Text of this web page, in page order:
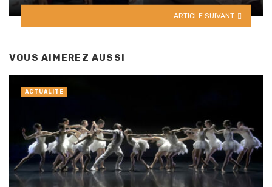
ARTICLE SUIVANT
VOUS AIMEREZ AUSSI
ACTUALITÉ